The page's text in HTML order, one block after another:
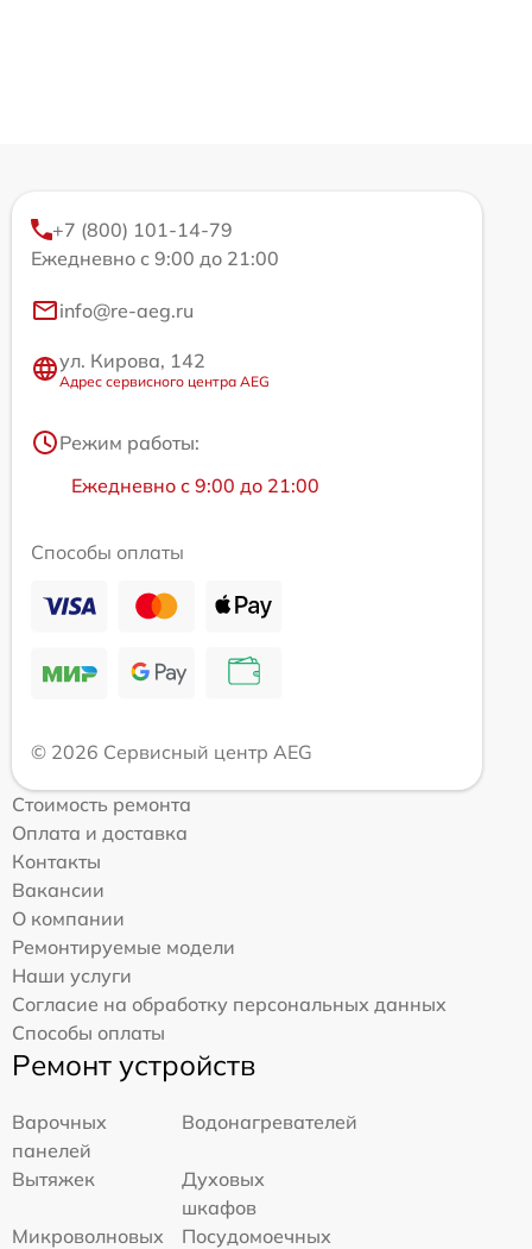
+7 (800) 101-14-79
Ежедневно с 9:00 до 21:00
info@re-aeg.ru
ул. Кирова, 142
Адрес сервисного центра AEG
Режим работы:
Ежедневно с 9:00 до 21:00
Способы оплаты
© 2026 Сервисный центр AEG
Стоимость ремонта
Оплата и доставка
Контакты
Вакансии
О компании
Ремонтируемые модели
Наши услуги
Согласие на обработку персональных данных
Способы оплаты
Ремонт устройств
Варочных
панелей
Водонагревателей
Вытяжек
Духовых
шкафов
Микроволновых
Посудомоечных